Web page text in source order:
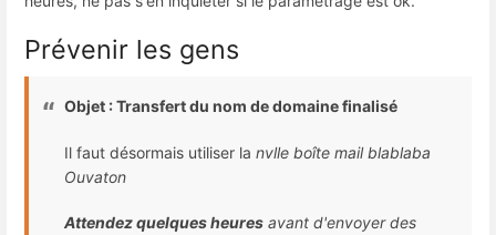
Prévenir les gens
Objet : Transfert du nom de domaine finalisé
Il faut désormais utiliser la nvlle boîte mail blablaba
Ouvaton
Attendez quelques heures avant d'envoyer des